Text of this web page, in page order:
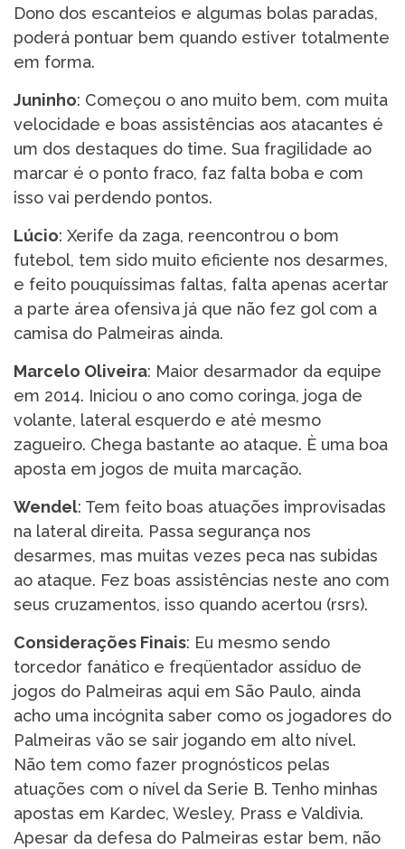
Dono dos escanteios e algumas bolas paradas,
poderá pontuar bem quando estiver totalmente
em forma.
Juninho: Começou o ano muito bem, com muita
velocidade e boas assistências aos atacantes é
um dos destaques do time. Sua fragilidade ao
marcar é o ponto fraco, faz falta boba e com
isso vai perdendo pontos.
Lúcio: Xerife da zaga, reencontrou o bom
futebol, tem sido muito eficiente nos desarmes,
e feito pouquíssimas faltas, falta apenas acertar
a parte área ofensiva já que não fez gol com a
camisa do Palmeiras ainda.
Marcelo Oliveira: Maior desarmador da equipe
em 2014. Iniciou o ano como coringa, joga de
volante, lateral esquerdo e até mesmo
zagueiro. Chega bastante ao ataque. È uma boa
aposta em jogos de muita marcação.
Wendel: Tem feito boas atuações improvisadas
na lateral direita. Passa segurança nos
desarmes, mas muitas vezes peca nas subidas
ao ataque. Fez boas assistências neste ano com
seus cruzamentos, isso quando acertou (rsrs).
Considerações Finais: Eu mesmo sendo
torcedor fanático e freqüentador assíduo de
jogos do Palmeiras aqui em São Paulo, ainda
acho uma incógnita saber como os jogadores do
Palmeiras vão se sair jogando em alto nível.
Não tem como fazer prognósticos pelas
atuações com o nível da Serie B. Tenho minhas
apostas em Kardec, Wesley, Prass e Valdivia.
Apesar da defesa do Palmeiras estar bem, não